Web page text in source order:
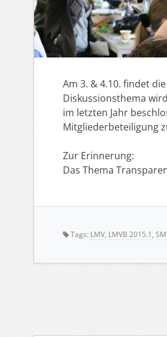
Am 3. & 4.10. findet
Diskussionsthema
im letzten Jahr
Mitgliederbeteiligung
Zur Erinnerung:
Das Thema
Tags: LMV, LMVB 2015.1,